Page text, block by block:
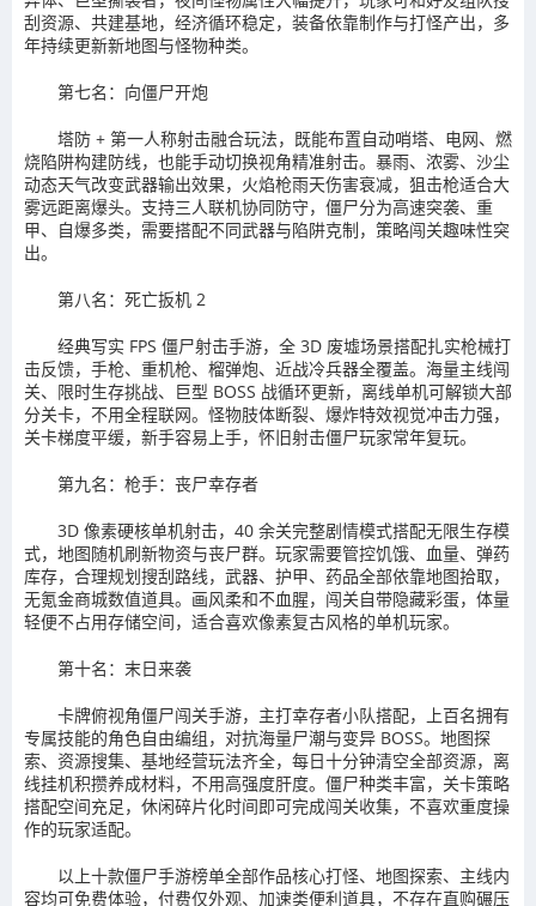
刮资源、共建基地，经济循环稳定，装备依靠制作与打怪产出，多
年持续更新新地图与怪物种类。
第七名：向僵尸开炮
塔防 + 第一人称射击融合玩法，既能布置自动哨塔、电网、燃
烧陷阱构建防线，也能手动切换视角精准射击。暴雨、浓雾、沙尘
动态天气改变武器输出效果，火焰枪雨天伤害衰减，狙击枪适合大
雾远距离爆头。支持三人联机协同防守，僵尸分为高速突袭、重
甲、自爆多类，需要搭配不同武器与陷阱克制，策略闯关趣味性突
出。
第八名：死亡扳机 2
经典写实 FPS 僵尸射击手游，全 3D 废墟场景搭配扎实枪械打
击反馈，手枪、重机枪、榴弹炮、近战冷兵器全覆盖。海量主线闯
关、限时生存挑战、巨型 BOSS 战循环更新，离线单机可解锁大部
分关卡，不用全程联网。怪物肢体断裂、爆炸特效视觉冲击力强，
关卡梯度平缓，新手容易上手，怀旧射击僵尸玩家常年复玩。
第九名：枪手：丧尸幸存者
3D 像素硬核单机射击，40 余关完整剧情模式搭配无限生存模
式，地图随机刷新物资与丧尸群。玩家需要管控饥饿、血量、弹药
库存，合理规划搜刮路线，武器、护甲、药品全部依靠地图拾取，
无氪金商城数值道具。画风柔和不血腥，闯关自带隐藏彩蛋，体量
轻便不占用存储空间，适合喜欢像素复古风格的单机玩家。
第十名：末日来袭
卡牌俯视角僵尸闯关手游，主打幸存者小队搭配，上百名拥有
专属技能的角色自由编组，对抗海量尸潮与变异 BOSS。地图探
索、资源搜集、基地经营玩法齐全，每日十分钟清空全部资源，离
线挂机积攒养成材料，不用高强度肝度。僵尸种类丰富，关卡策略
搭配空间充足，休闲碎片化时间即可完成闯关收集，不喜欢重度操
作的玩家适配。
以上十款僵尸手游榜单全部作品核心打怪、地图探索、主线内
容均可免费体验，付费仅外观、加速类便利道具，不存在直购碾压